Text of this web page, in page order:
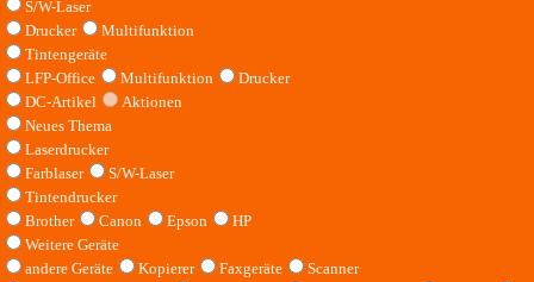
S/W-Laser
Drucker
Multifunktion
Tintengeräte
LFP-Office
Multifunktion
Drucker
DC-Artikel
Aktionen
Neues Thema
Laserdrucker
Farblaser
S/W-Laser
Tintendrucker
Brother
Canon Epson
HP
Weitere Geräte
andere Geräte
Kopierer Faxgeräte
Scanner